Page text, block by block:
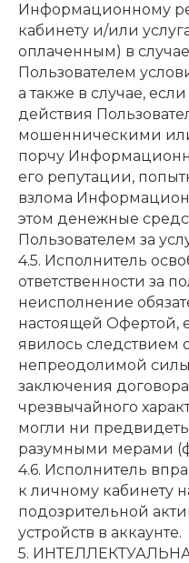
Информационному
кабинету и/или
оплаченным) в
Пользователем
а также в случае,
действия
мошенническими
порчу
его репутации,
взлома
этом денежные
Пользователем за
4.5. Исполнитель
ответственности за
неисполнение
настоящей Офертой,
явилось следствием
непреодолимой
заключения
чрезвычайного
могли ни
разумными мерами
4.6. Исполнитель
к личному кабинету
подозрительной
устройств в аккаунте.
5.